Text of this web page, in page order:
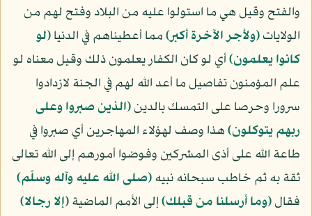
والفتح وقيل هي ما استولوا عليه من البلاد وفتح لهم من
الولايات﴿ولأجر الآخرة أكبر﴾مما أعطيناهم في الدنيا﴿لو
كانوا يعلمون﴾أي لو كان الكفار يعلمون ذلك وقيل معناه لو
علم المؤمنون تفاصيل ما أعد الله لهم في الجنة لازدادوا
سرورا وحرصا على التمسك بالدين﴿الذين صبروا وعلى
ربهم يتوكلون﴾هذا وصف لهؤلاء المهاجرين أي صبروا في
طاعة الله على أذى المشركين وفوضوا أمورهم إلى الله تعالى
ثقة به ثم خاطب سبحانه نبيه(صلى الله عليه وآله وسلّم)
فقال﴿وما أرسلنا من قبلك﴾إلى الأمم الماضية﴿إلا رجالا﴾